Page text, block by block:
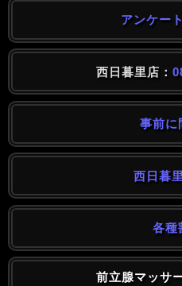
アンケー
西日暮里店：
事前に
西日暮
各種
前立腺マッサ